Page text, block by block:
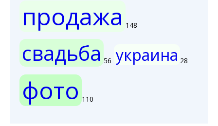
продажа 148
свадьба 56 украина 28
фото 110